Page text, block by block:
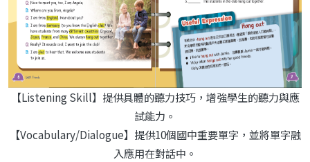
【Listening Skill】提供具體的聽力技巧，增強學生的聽力與應
試能力。
【Vocabulary/Dialogue】提供10個國中重要單字，並將單字融
入應用在對話中。